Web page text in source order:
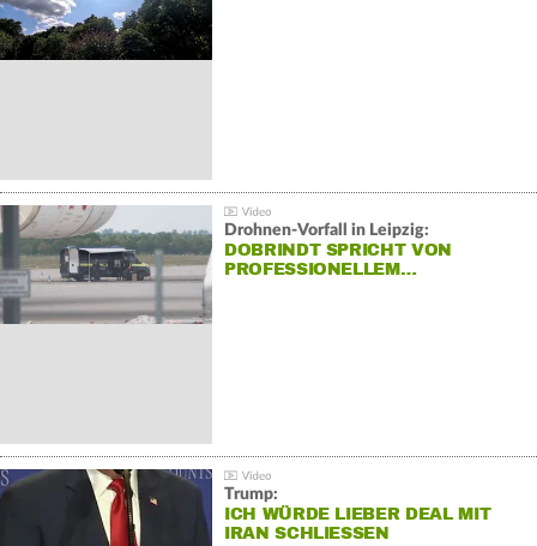
Drohnen-Vorfall in Leipzig:
DOBRINDT SPRICHT VON
PROFESSIONELLEM…
Trump:
ICH WÜRDE LIEBER DEAL MIT
IRAN SCHLIESSEN